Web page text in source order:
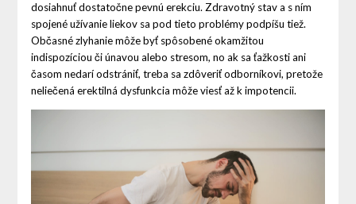
dosiahnuť dostatočne pevnú erekciu. Zdravotný stav a s ním
spojené užívanie liekov sa pod tieto problémy podpíšu tiež.
Občasné zlyhanie môže byť spôsobené okamžitou
indispozíciou či únavou alebo stresom, no ak sa ťažkosti ani
časom nedarí odstrániť, treba sa zdôveriť odborníkovi, pretože
neliečená erektilná dysfunkcia môže viesť až k impotencii.